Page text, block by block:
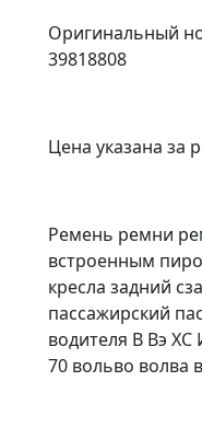
Оригинальный
39818808
Цена указана за
Ремень ремни
встроенным
кресла задний
пассажирский
водителя В Вэ ХС
70 вольво волва